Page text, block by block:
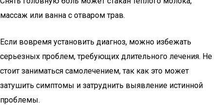
массаж или ванна с отваром трав.
Если вовремя установить диагноз, можно избежать
серьезных проблем, требующих длительного лечения. Не
стоит заниматься самолечением, так как это может
затушить симптомы и затруднить выявление истинной
проблемы.